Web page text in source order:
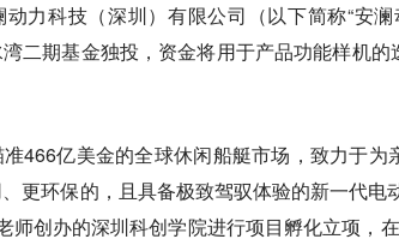
力科技（深圳）有限公司（以下简称“安
二期基金独投，资金将用于产品功能样机
准466亿美金的全球休闲船艇市场，致力于
更环保的，且具备极致驾驭体验的新一代
师创办的深圳科创学院进行项目孵化立项，